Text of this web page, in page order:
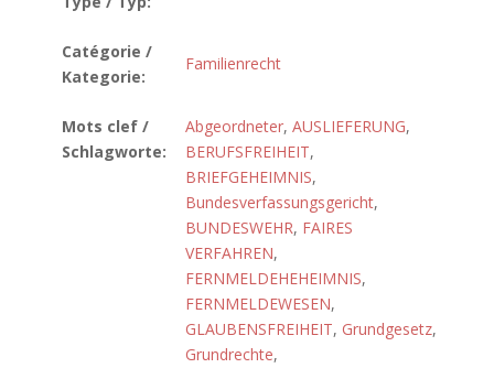
Catégorie /
Kategorie:
Familienrecht
Mots clef /
Schlagworte:
Abgeordneter, AUSLIEFERUNG,
BERUFSFREIHEIT,
BRIEFGEHEIMNIS,
Bundesverfassungsgericht,
BUNDESWEHR, FAIRES
VERFAHREN,
FERNMELDEHEHEIMNIS,
FERNMELDEWESEN,
GLAUBENSFREIHEIT, Grundgesetz,
Grundrechte,